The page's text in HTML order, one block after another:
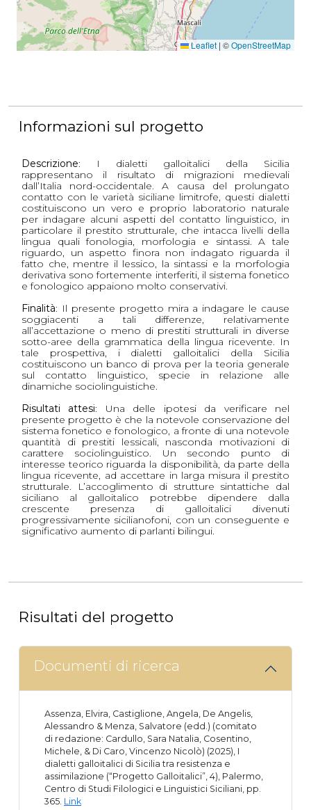
Leaflet | ©OpenStreetMap
Informazioni sul progetto
Descrizione: I dialetti galloitalici della Sicilia
rappresentano il risultato di migrazioni medievali
dall’Italia nord-occidentale. A causa del prolungato
contatto con le varietà siciliane limitrofe, questi dialetti
costituiscono un vero e proprio laboratorio naturale
per indagare alcuni aspetti del contatto linguistico, in
particolare il prestito strutturale, che intacca livelli della
lingua quali fonologia, morfologia e sintassi. A tale
riguardo, un aspetto finora non indagato riguarda il
fatto che, mentre il lessico, la sintassi e la morfologia
derivativa sono fortemente interferiti, il sistema fonetico
e fonologico appaiono molto conservativi.
Finalità: Il presente progetto mira a indagare le cause
soggiacenti a tali differenze, relativamente
all’accettazione o meno di prestiti strutturali in diverse
sotto-aree della grammatica della lingua ricevente. In
tale prospettiva, i dialetti galloitalici della Sicilia
costituiscono un banco di prova per la teoria generale
sul contatto linguistico, specie in relazione alle
dinamiche sociolinguistiche.
Risultati attesi: Una delle ipotesi da verificare nel
presente progetto è che la notevole conservazione del
sistema fonetico e fonologico, a fronte di una notevole
quantità di prestiti lessicali, nasconda motivazioni di
carattere sociolinguistico. Un secondo punto di
interesse teorico riguarda la disponibilità, da parte della
lingua ricevente, ad accettare in larga misura il prestito
strutturale. L’accoglimento di strutture sintattiche dal
siciliano al galloitalico potrebbe dipendere dalla
crescente presenza di galloitalici divenuti
progressivamente sicilianofoni, con un conseguente e
significativo aumento di parlanti bilingui.
Risultati del progetto
Documenti di ricerca
Assenza, Elvira, Castiglione, Angela, De Angelis,
Alessandro & Menza, Salvatore (edd.) (comitato
di redazione: Cardullo, Sara Natalia, Cosentino,
Michele, & Di Caro, Vincenzo Nicolò) (2025), I
dialetti galloitalici di Sicilia tra resistenza e
assimilazione (“Progetto Galloitalici”, 4), Palermo,
Centro di Studi Filologici e Linguistici Siciliani, pp.
365. Link